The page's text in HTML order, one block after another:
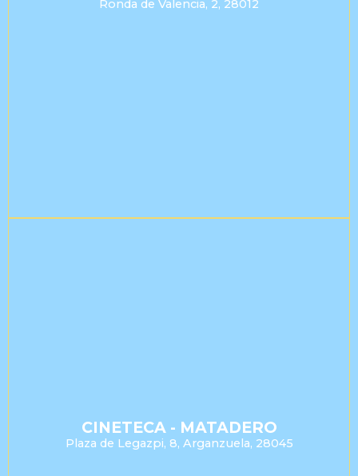
Ronda de Valencia, 2, 28012
CINETECA - MATADERO
Plaza de Legazpi, 8, Arganzuela, 28045